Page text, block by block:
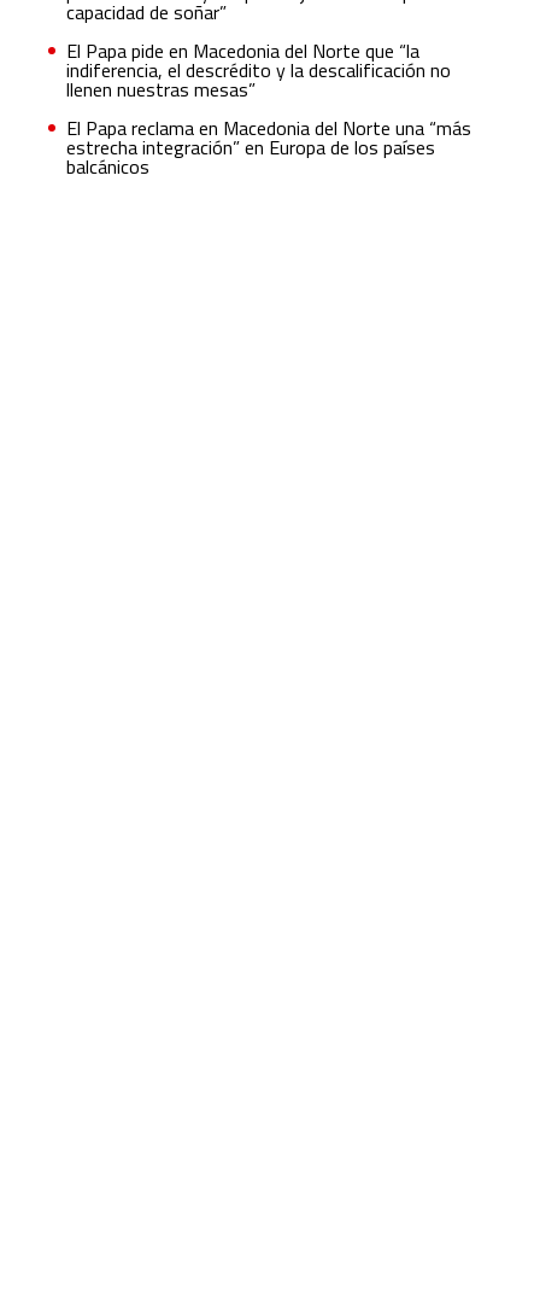
capacidad de soñar”
El Papa pide en Macedonia del Norte que “la
indiferencia, el descrédito y la descalificación no
llenen nuestras mesas”
El Papa reclama en Macedonia del Norte una “más
estrecha integración” en Europa de los países
balcánicos